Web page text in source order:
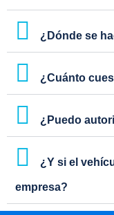
¿Dónde se
¿Cuánto
¿Puedo
¿Y si el
empresa?